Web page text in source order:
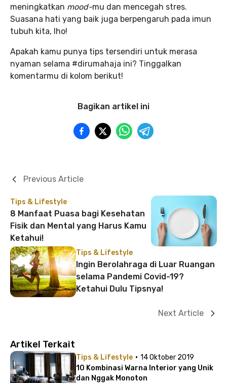
meningkatkan mood-mu dan mencegah stres.
Suasana hati yang baik juga berpengaruh pada imun
tubuh kita, lho!
Apakah kamu punya tips tersendiri untuk merasa
nyaman selama #dirumahaja ini? Tinggalkan
komentarmu di kolom berikut!
Bagikan artikel ini
Tips & Lifestyle
8 Manfaat Puasa bagi Kesehatan
Fisik dan Mental yang Harus Kamu
Ketahui!
Previous Article
Tips & Lifestyle
Ingin Berolahraga di Luar Ruangan
selama Pandemi Covid-19?
Ketahui Dulu Tipsnya!
Next Article
Artikel Terkait
Tips & Lifestyle · 14 Oktober 2019
10 Kombinasi Warna Interior yang Unik
dan Nggak Monoton